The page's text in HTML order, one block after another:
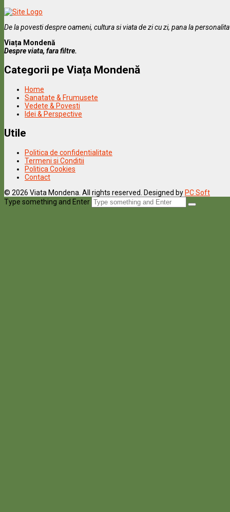
De la povesti despre oameni, cultura si viata de zi cu zi, pana la
Viața Mondenă
Despre viata, fara filtre.
Categorii pe Viața Mondenă
Home
Sanatate & Frumusete
Vedete & Povesti
Idei & Perspective
Utile
Politica de confidentialitate
Termeni si Conditii
Politica Cookies
Contact
© 2026 Viata Mondena. All rights reserved. Designed by PC Soft
Type something and Enter